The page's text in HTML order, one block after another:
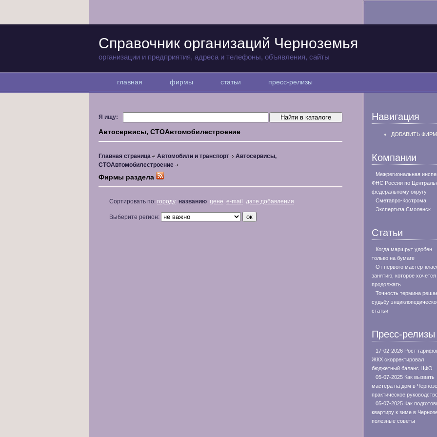
Справочник организаций Черноземья
организации и предприятия, адреса и телефоны, объявления, сайты
главная фирмы статьи пресс-релизы
Я ищу:
Автосервисы, СТОАвтомобилестроение
Главная страница Автомобили и транспорт
Автосервисы,
СТОАвтомобилестроение
Фирмы раздела
Сортировать по: городу названию цене e-mail дате добавления
Выберите регион:
Навигация
ДОБАВИТЬ
Компании
Межрегиональная
ФНС России по
федеральному округу
Сметапро-Кострома
Экспертиза Смоленск
Статьи
Когда маршрут удобен
только на бумаге
От первого мастер-
занятию, которое хочется
продолжать
Точность термина
судьбу
статьи
Пресс-релизы
17-02-2026 Рост
ЖКХ скорректировал
бюджетный баланс ЦФО
05-07-2025 Как вызвать
мастера на дом в
практическое
05-07-2025 Как
квартиру к зиме в
полезные советы